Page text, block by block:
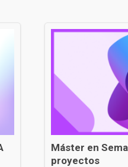
Máster en
proyectos